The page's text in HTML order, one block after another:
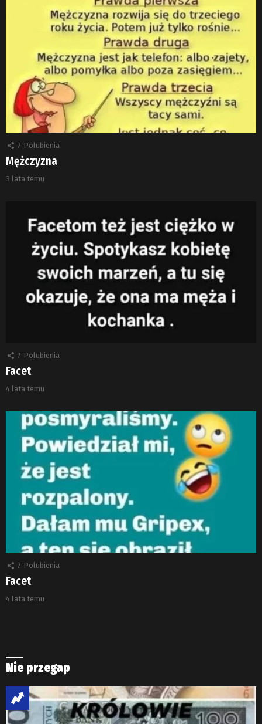
7 Polubienia
Mężczyzna
3 lata temu
7 Polubienia
Facet
4 lata temu
7 Polubienia
Facet
4 lata temu
Nie przegap